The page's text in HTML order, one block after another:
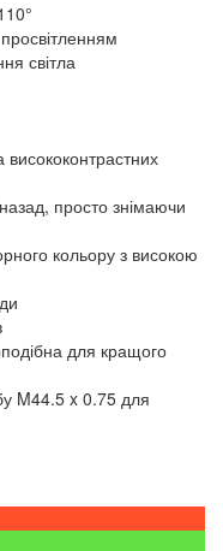
світла
висококонтрастних
просто знімаючи
кольору з високою
для кращого
M44.5 x 0.75 для